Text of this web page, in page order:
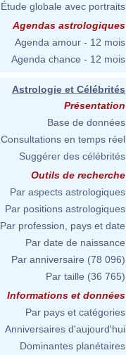
Étude globale avec portraits
Agendas astrologiques
Agenda amour - 12 mois
Agenda chance - 12 mois
Astrologie et Célébrités
Présentation
Base de données
Consultations en temps réel
Suggérer des célébrités
Outils de recherche
Par aspects astrologiques
Par positions astrologiques
Par profession, pays et date
Par date de naissance
Par anniversaire (78 096)
Par taille (36 765)
Informations et données
Par pays et catégories
Anniversaires d'aujourd'hui
Dominantes planétaires